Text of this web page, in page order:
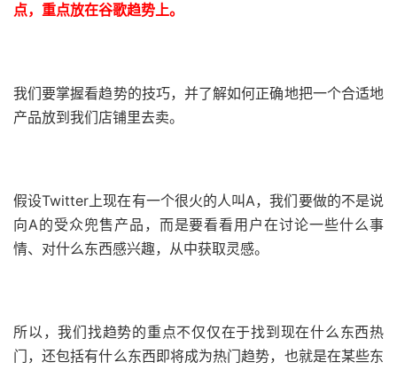
点，重点放在谷歌趋势上。
我们要掌握看趋势的技巧，并了解如何正确地把一个合适地
产品放到我们店铺里去卖。
假设Twitter上现在有一个很火的人叫A，我们要做的不是说
向A的受众兜售产品，而是要看看用户在讨论一些什么事
情、对什么东西感兴趣，从中获取灵感。
所以，我们找趋势的重点不仅仅在于找到现在什么东西热
门，还包括有什么东西即将成为热门趋势，也就是在某些东